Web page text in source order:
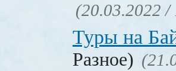
(20.03.2022 /
Туры на
Разное)